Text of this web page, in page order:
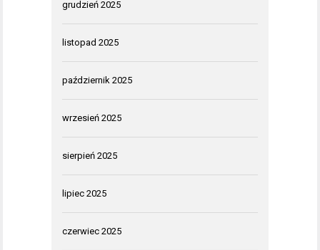
grudzień 2025
listopad 2025
październik 2025
wrzesień 2025
sierpień 2025
lipiec 2025
czerwiec 2025